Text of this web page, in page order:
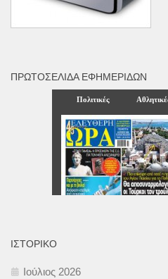
ΠΡΩΤΟΣΈΛΙΔΑ ΕΦΗΜΕΡΊΔΩΝ
ΙΣΤΟΡΙΚΌ
Ιούλιος 2026